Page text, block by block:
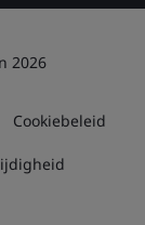
2026
Cookiebeleid